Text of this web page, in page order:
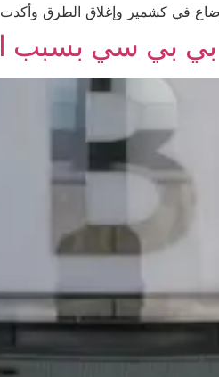
في كشمير وإغلاق الطرق وأكدت
بي سي بسبب